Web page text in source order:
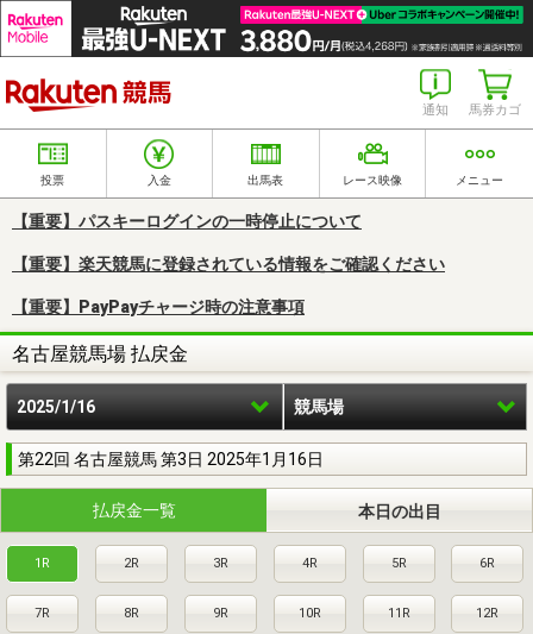
馬券カゴ
通知
投票 入金 出馬表 レース映像 メニュー
【重要】パスキーログインの一時停止について
【重要】楽天競馬に登録されている情報をご確認ください
【重要】PayPayチャージ時の注意事項
名古屋競馬場 払戻金
2025/1/16 競馬場
第22回 名古屋競馬 第3日 2025年1月16日
払戻金一覧 本日の出目
1R 2R 3R 4R 5R 6R
7R 8R 9R 10R 11R 12R